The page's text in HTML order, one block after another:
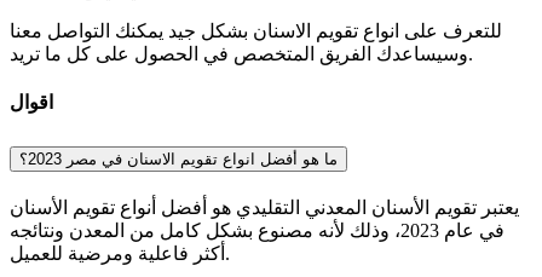
للتعرف على انواع تقويم الاسنان بشكل جيد يمكنك التواصل معنا
وسيساعدك الفريق المتخصص في الحصول على كل ما تريد.
اقوال
ما هو أفضل انواع تقويم الاسنان في مصر 2023؟
يعتبر تقويم الأسنان المعدني التقليدي هو أفضل أنواع تقويم الأسنان
في عام 2023، وذلك لأنه مصنوع بشكل كامل من المعدن ونتائجه
أكثر فاعلية ومرضية للعميل.